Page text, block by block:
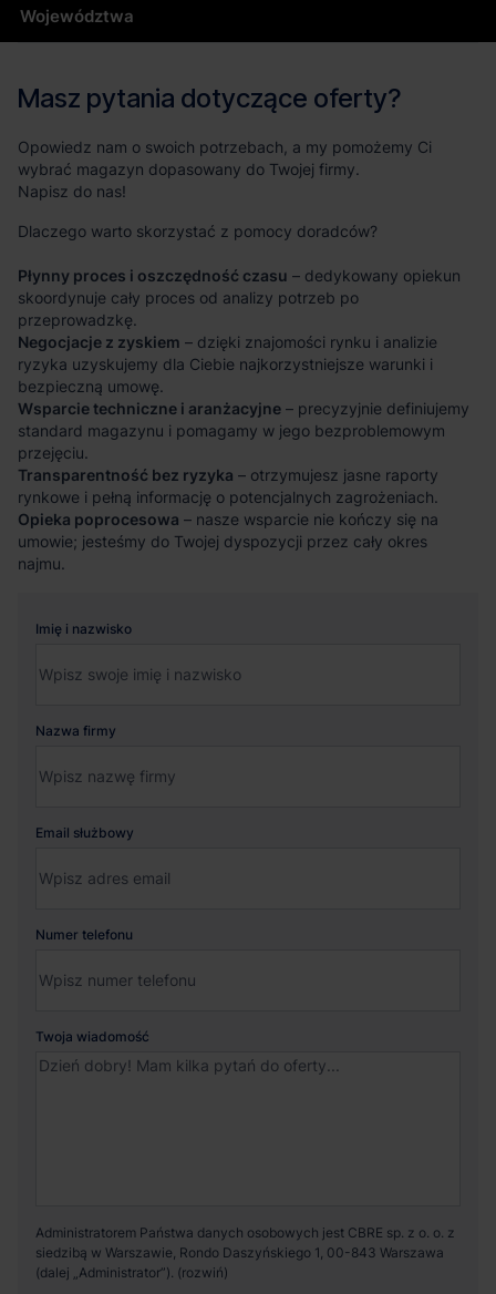
Województwa
Masz pytania dotyczące oferty?
Opowiedz nam o swoich potrzebach, a my pomożemy Ci
wybrać magazyn dopasowany do Twojej firmy.
Napisz do nas!
Dlaczego warto skorzystać z pomocy doradców?
Płynny proces i oszczędność czasu – dedykowany opiekun
skoordynuje cały proces od analizy potrzeb po
przeprowadzkę.
Negocjacje z zyskiem – dzięki znajomości rynku i analizie
ryzyka uzyskujemy dla Ciebie najkorzystniejsze warunki i
bezpieczną umowę.
Wsparcie techniczne i aranżacyjne – precyzyjnie definiujemy
standard magazynu i pomagamy w jego bezproblemowym
przejęciu.
Transparentność bez ryzyka – otrzymujesz jasne raporty
rynkowe i pełną informację o potencjalnych zagrożeniach.
Opieka poprocesowa – nasze wsparcie nie kończy się na
umowie; jesteśmy do Twojej dyspozycji przez cały okres
najmu.
Imię i nazwisko
Nazwa firmy
Email służbowy
Numer telefonu
Twoja wiadomość
Administratorem Państwa danych osobowych jest CBRE sp. z o. o. z
siedzibą w Warszawie, Rondo Daszyńskiego 1, 00-843 Warszawa
(dalej „Administrator”).